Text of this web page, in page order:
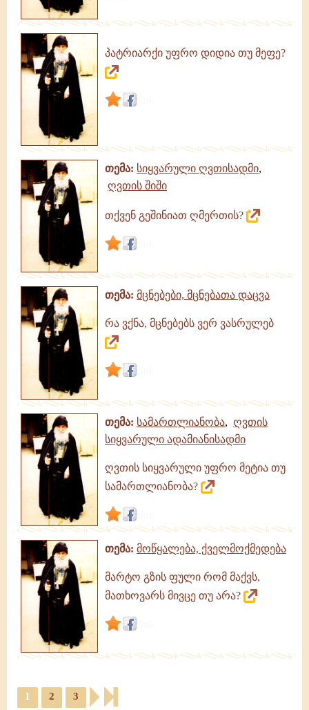
პატრიარქი უფრო დიდია თუ მეფე?
თემა: სიყვარული ღვთისადმი,
ღვთის შიში
თქვენ გეშინიათ ღმერთის?
თემა: მცნებები, მცნებათა დაცვა
რა ვქნა, მცნებებს ვერ ვასრულებ
თემა: სამართლიანობა, ღვთის
სიყვარული ადამიანისადმი
ღვთის სიყვარული უფრო მეტია თუ
სამართლიანობა?
თემა: მოწყალება, ქველმოქმედება
მარტო გზის ფული რომ მაქვს,
მათხოვარს მივცე თუ არა?
1 2 3